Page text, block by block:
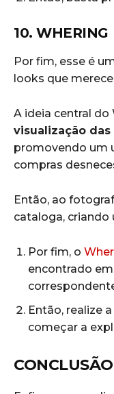
10. WHERING
Por fim, esse é
looks que
A ideia central do
visualização
promovendo um
compras
Então, ao
cataloga,
Por fim, o
encontrado
Então, realize
começar a
CONCLUSÃO